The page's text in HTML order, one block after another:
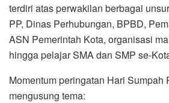
terdiri atas perwakilan berbagai
PP, Dinas Perhubungan, BPBD,
ASN Pemerintah Kota, organisasi
hingga pelajar SMA dan SMP se-
Momentum peringatan Hari Sumpah
mengusung tema: